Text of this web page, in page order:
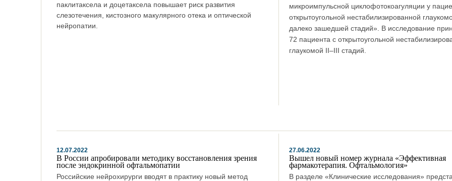
паклитаксела и доцетаксела повышает риск развития
слезотечения, кистозного макулярного отека и оптической
нейропатии.
микроимпульсной циклофотокоагуляции у
открытоугольной нестабилизированной
далеко зашедшей стадий». В исследование
72 пациента с открытоугольной
глаукомой II–III стадий.
12.07.2022
В России апробировали методику восстановления зрения
после эндокринной офтальмопатии
Российские нейрохирурги вводят в практику новый метод
27.06.2022
Вышел новый номер журнала «Эффективная
фармакотерапия. Офтальмология»
В разделе «Клинические исследования»